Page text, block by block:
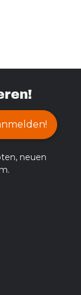
neuen